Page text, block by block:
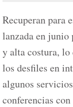
Recuperan para
lanzada en junio
y alta costura,
los desfiles en
algunos
conferencias